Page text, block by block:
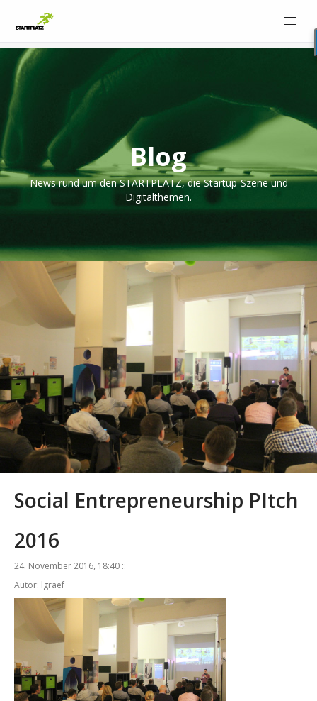
Blog
News rund um den STARTPLATZ, die Startup-Szene und
Digitalthemen.
Social Entrepreneurship PItch
2016
24. November 2016, 18:40 ::
Autor: lgraef